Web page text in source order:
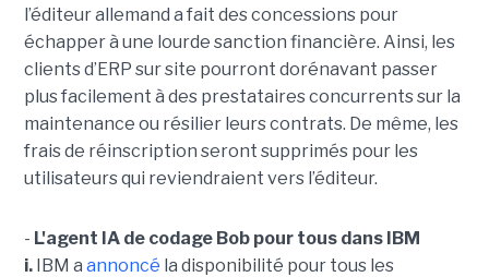
l’éditeur allemand a fait des concessions pour
échapper à une lourde sanction financière. Ainsi, les
clients d’ERP sur site pourront dorénavant passer
plus facilement à des prestataires concurrents sur la
maintenance ou résilier leurs contrats. De même, les
frais de réinscription seront supprimés pour les
utilisateurs qui reviendraient vers l’éditeur.
- L'agent IA de codage Bob pour tous dans IBM
i.IBM a annoncé la disponibilité pour tous les